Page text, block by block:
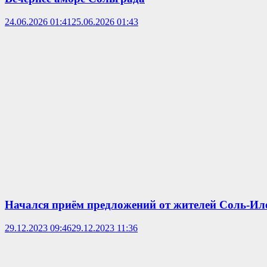
24.06.2026 01:41 25.06.2026 01:43
Начался приём предложений от жителей Соль-
29.12.2023 09:4629.12.2023 11:36